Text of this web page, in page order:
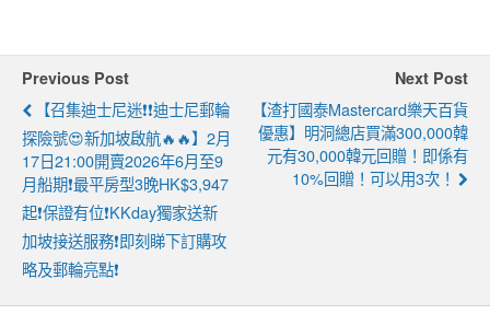
Previous Post
【召集迪士尼迷❗❗迪士尼郵輪
探險號😍新加坡啟航🔥🔥】2月
17日21:00開賣2026年6月至9
月船期❗最平房型3晚HK$3,947
起❗保證有位❗KKday獨家送新
加坡接送服務❗即刻睇下訂購攻
略及郵輪亮點❗
Next Post
【渣打國泰Mastercard樂天百貨
優惠】明洞總店買滿300,000韓
元有30,000韓元回贈！即係有
10%回贈！可以用3次！